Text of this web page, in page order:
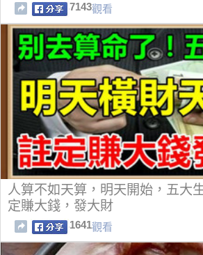
7143觀看
人算不如天算，明天開始，五大
定賺大錢，發大財
1641觀看